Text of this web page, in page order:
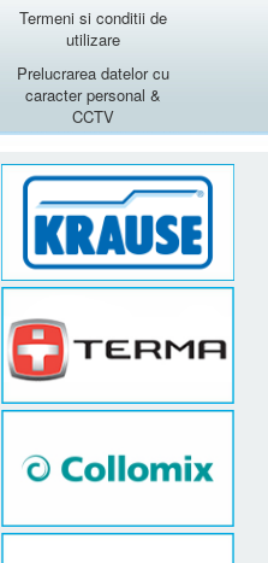
Termeni si conditii de
utilizare
Prelucrarea datelor cu
caracter personal &
CCTV